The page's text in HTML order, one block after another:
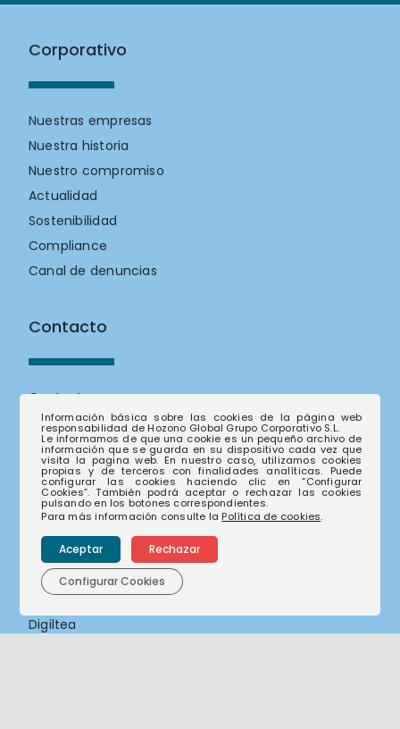
Corporativo
Nuestras empresas
Nuestra historia
Nuestro compromiso
Actualidad
Sostenibilidad
Compliance
Canal de denuncias
Contacto
Contacto
Trabaja con nosotros
Empresas
Actúa Servicios y Medio Ambiente
Orthem, Servicios y Actuaciones Ambientales
Abala infraestructuras
Digiltea
Información básica sobre las cookies de la página web
responsabilidad de Hozono Global Grupo Corporativo S.L.
Le informamos de que una cookie es un pequeño archivo de
información que se guarda en su dispositivo cada vez que
visita la pagina web. En nuestro caso, utilizamos cookies
propias y de terceros con finalidades analíticas. Puede
configurar las cookies haciendo clic en “Configurar
Cookies”. También podrá aceptar o rechazar las cookies
pulsando en los botones correspondientes.
Para más información consulte la Política de cookies.
Aceptar Rechazar
Configurar Cookies